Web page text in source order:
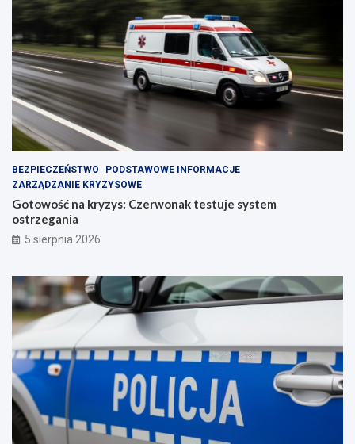
BEZPIECZEŃSTWO
PODSTAWOWE INFORMACJE
ZARZĄDZANIE KRYZYSOWE
Gotowość na kryzys: Czerwonak testuje system
ostrzegania
5 sierpnia 2026